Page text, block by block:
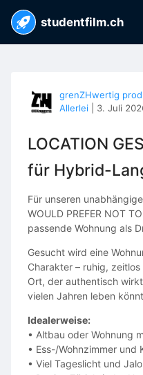
studentfilm.ch
grenZHwertig
Allerlei
3. Juli
LOCATION
für Hybrid-
Für unseren
WOULD PREFER NOT
passende Wohnung als
Gesucht wird eine
Charakter – ruhig,
Ort, der authentisch
vielen Jahren leben
Idealerweise:
• Altbau oder Wohnung
• Ess-/Wohnzimmer und
• Viel Tageslicht und